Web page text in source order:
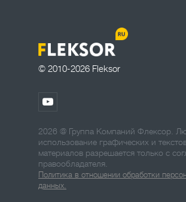
© 2010-2026 Fleksor
2026 @ Группа Компаний Флексор.
использование графических и
материалов разрешается только с
правообладателя.
Политика в отношении обработки
данных.